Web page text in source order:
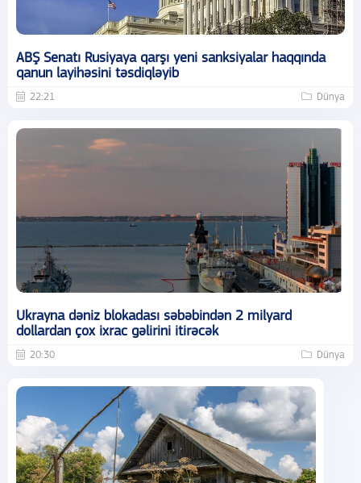
ABŞ Senatı Rusiyaya qarşı yeni sanksiyalar haqqında
qanun layihəsini təsdiqləyib
22:21 Dünya
Ukrayna dəniz blokadası səbəbindən 2 milyard
dollardan çox ixrac gəlirini itirəcək
20:30 Dünya